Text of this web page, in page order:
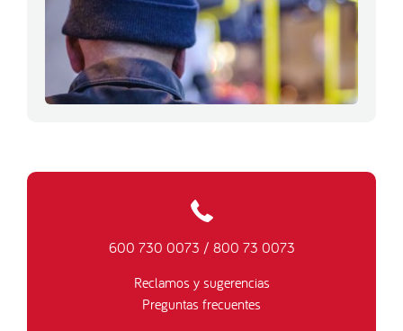
600 730 0073 / 800 73 0073
Reclamos y sugerencias
Preguntas frecuentes